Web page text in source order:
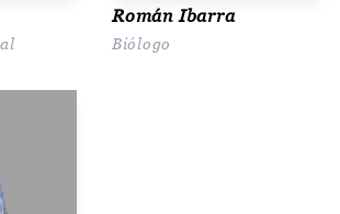
Román Ibarra
Biólogo